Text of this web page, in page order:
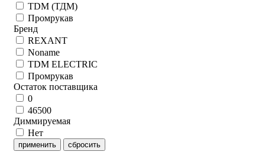
TDM (ТДМ)
Промрукав
Бренд
REXANT
Noname
TDM ELECTRIC
Промрукав
Остаток поставщика
0
46500
Диммируемая
Нет
применить сбросить